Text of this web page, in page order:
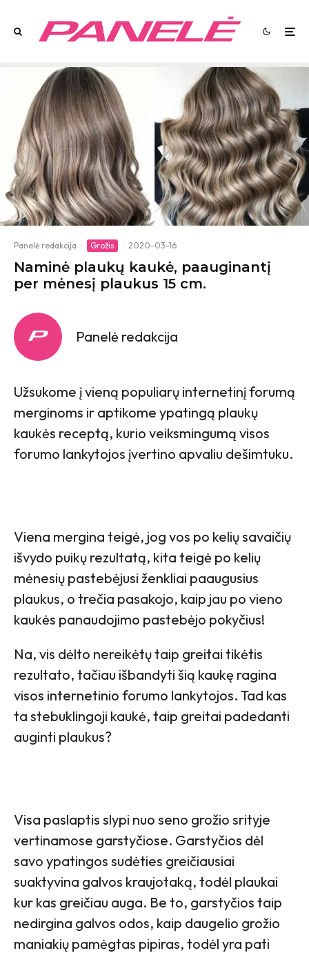
Panelė redakcija · Grožis · 2020-03-16
Naminė plaukų kaukė, paauginantį
per mėnesį plaukus 15 cm.
Panelė redakcija
Užsukome į vieną populiarų internetinį forumą
merginoms ir aptikome ypatingą plaukų
kaukės receptą, kurio veiksmingumą visos
forumo lankytojos įvertino apvaliu dešimtuku.
Viena mergina teigė, jog vos po kelių savaičių
išvydo puikų rezultatą, kita teigė po kelių
mėnesių pastebėjusi ženkliai paaugusius
plaukus, o trečia pasakojo, kaip jau po vieno
kaukės panaudojimo pastebėjo pokyčius!
Na, vis dėlto nereikėtų taip greitai tikėtis
rezultato, tačiau išbandyti šią kaukę ragina
visos internetinio forumo lankytojos. Tad kas
ta stebuklingoji kaukė, taip greitai padedanti
auginti plaukus?
Visa paslaptis slypi nuo seno grožio srityje
vertinamose garstyčiose. Garstyčios dėl
savo ypatingos sudėties greičiausiai
suaktyvina galvos kraujotaką, todėl plaukai
kur kas greičiau auga. Be to, garstyčios taip
nedirgina galvos odos, kaip daugelio grožio
maniakių pamėgtas pipiras, todėl yra pati